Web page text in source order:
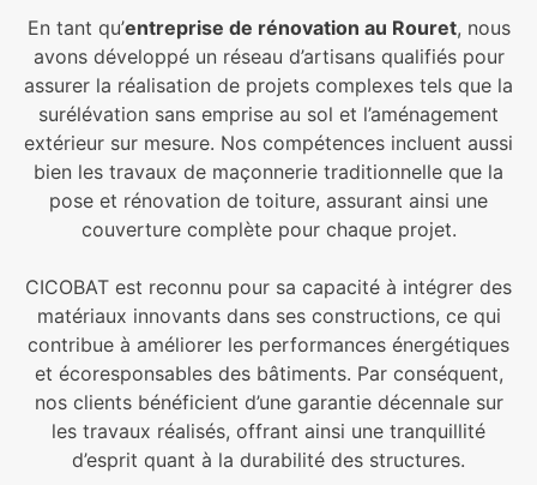
En tant qu’entreprise de rénovation au Rouret, nous
avons développé un réseau d’artisans qualifiés pour
assurer la réalisation de projets complexes tels que la
surélévation sans emprise au sol et l’aménagement
extérieur sur mesure. Nos compétences incluent aussi
bien les travaux de maçonnerie traditionnelle que la
pose et rénovation de toiture, assurant ainsi une
couverture complète pour chaque projet.
CICOBAT est reconnu pour sa capacité à intégrer des
matériaux innovants dans ses constructions, ce qui
contribue à améliorer les performances énergétiques
et écoresponsables des bâtiments. Par conséquent,
nos clients bénéficient d’une garantie décennale sur
les travaux réalisés, offrant ainsi une tranquillité
d’esprit quant à la durabilité des structures.